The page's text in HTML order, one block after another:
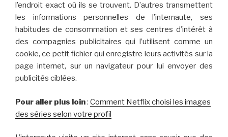
l’endroit exact où ils se trouvent. D’autres transmettent
les informations personnelles de l’internaute, ses
habitudes de consommation et ses centres d’intérêt à
des compagnies publicitaires qui l’utilisent comme un
cookie, ce petit fichier qui enregistre leurs activités sur la
page internet, sur un navigateur pour lui envoyer des
publicités ciblées.
Pour aller plus loin: Comment Netflix choisi les images
des séries selon votre profil